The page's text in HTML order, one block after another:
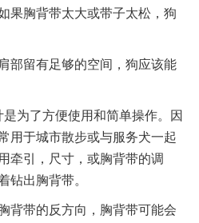
果胸背带太大或带子太松，狗
部留有足够的空间，狗应该能
为了方便使用和简单操作。因
用于城市散步或与服务犬一起
牵引，尺寸，或胸背带的调
钻出胸背带。
背带的反方向，胸背带可能会